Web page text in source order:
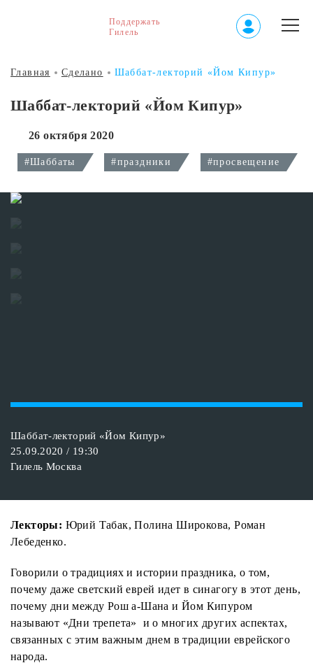
Поддержать
Гилель
Главная Сделано Шаббат-лекторий «Йом Кипур»
Шаббат-лекторий «Йом Кипур»
26 октября 2020
#Шаббаты #праздники #просвещение
Шаббат-лекторий «Йом Кипур»
25.09.2020 / 19:30
Гилель Москва
Лекторы: Юрий Табак, Полина Широкова, Роман
Лебеденко.
Говорили о традициях и истории праздника, о том,
почему даже светский еврей идет в синагогу в этот день,
почему дни между Рош а-Шана и Йом Кипуром
называют «Дни трепета» и о многих других аспектах,
связанных с этим важным днем в традиции еврейского
народа.